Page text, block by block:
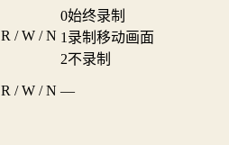
R / W / N
0始终录制
1 录制移动画面
2不录制
R / W / N —